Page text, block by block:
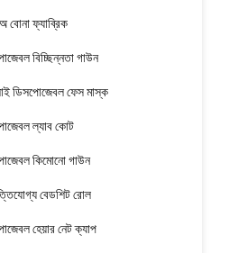
বোনা ফ্যাব্রিক
বিচ্ছিন্নতা গাউন
ডিসপোজেবল ফেস মাস্ক
ল্যাব কোট
কিমোনো গাউন
বেডশিট রোল
হেয়ার নেট ক্যাপ